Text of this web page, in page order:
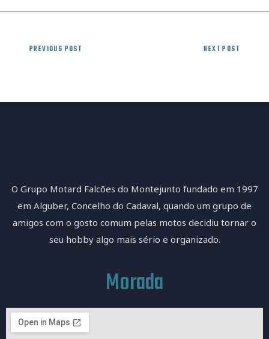
PREVIOUS POST NEXT POST
O Grupo Motard Falcões do Montejunto fundado em 1997
em Alguber, Concelho do Cadaval, quando um grupo de
amigos com o gosto comum pelas motos decidiu tornar o
seu hobby algo mais sério e organizado.
Morada